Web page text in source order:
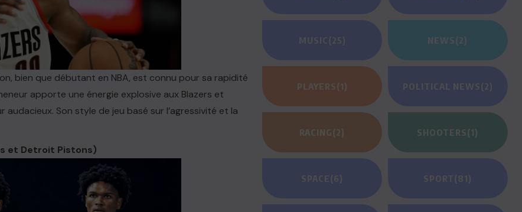
bien que débutant en NBA, est connu pour sa rapidité
apporte une énergie explosive aux Blazers et
Son style de jeu basé sur l’agressivité et la
et Detroit Pistons)
MUSIC (25) NEWS(2)
PLAYERS(1) POLITICAL NEWS(2)
RACING(2) SHOOTERS(1)
SPACE(6) SPORT(81)